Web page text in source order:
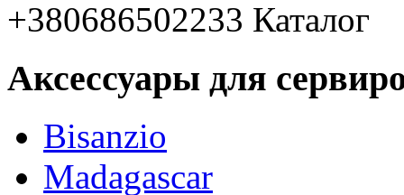
+380686502233 Каталог
Аксессуары для
Bisanzio
Madagascar